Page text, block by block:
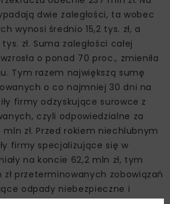
dwie zaległości, ta wobec
wynosi średnio 15,2 tys. zł, a
zł. Suma zaległości całej
o ponad 70 proc., zmieniła
Tym razem największą sumę
o co najmniej 30 dni na
firmy odzyskujące surowce z
czyli odpowiedzialne za
zł. Przed rokiem niechlubnym
firmy specjalizujące się w
na koncie 62,2 mln zł, tym
przeterminowanych zobowiązań
odpady niebezpieczne i